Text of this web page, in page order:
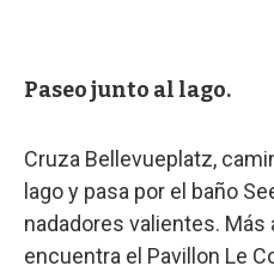
Paseo junto al lago.
Cruza Bellevueplatz,
lago y pasa por el baño
nadadores valientes.
encuentra el Pavillon Le